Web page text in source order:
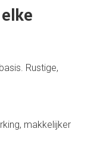
Rustige,
makkelijker